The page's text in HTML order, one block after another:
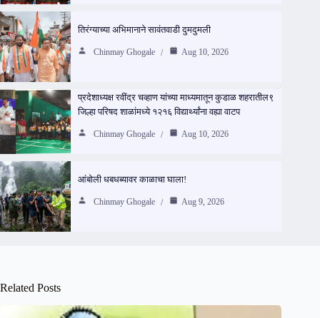
तिरंग्याच्या अभिमानाने सावंतवाडी दुमदुमली
Chinmay Ghogale Aug 10, 2026
प्रदेशाध्यक्ष रवींद्र चव्हाण यांच्या माध्यमातून कुडाळ शहरातील९
जिल्हा परिषद शाळांमध्ये १२१६ विद्यार्थ्यांना वह्या वाटप
Chinmay Ghogale Aug 10, 2026
आंबोली धबधब्यावर काळाचा घाला!
Chinmay Ghogale Aug 9, 2026
Related Posts